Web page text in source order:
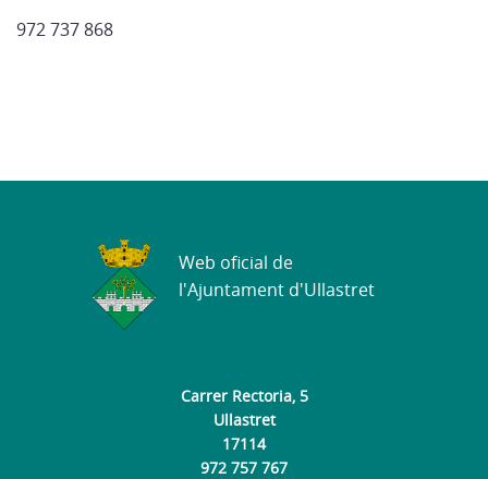
972 737 868
Carrer Rectoria, 5
Ullastret
17114
972 757 767
Web oficial de
l'Ajuntament d'Ullastret